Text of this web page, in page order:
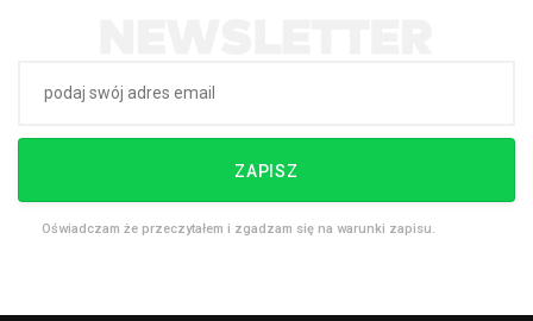
ZAPISZ
Oświadczam że przeczytałem i zgadzam się na warunki zapisu.